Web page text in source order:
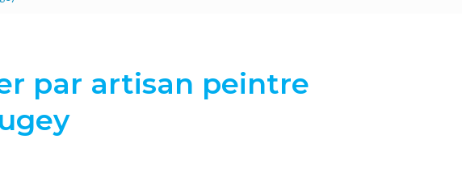
par artisan peintre